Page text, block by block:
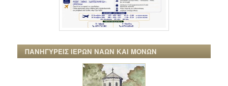
ΠΑΝΗΓΥΡΕΙΣ ΙΕΡΩΝ ΝΑΩΝ ΚΑΙ ΜΟΝΩΝ